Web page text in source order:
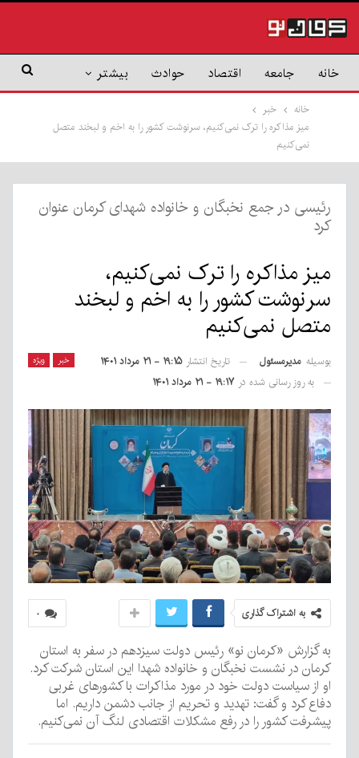
خانه جامعه اقتصاد حوادث بیشتر
خانه
خبر
میز مذاکره را ترک نمی‌کنیم، سرنوشت کشور را به اخم و لبخند متصل
نمی‌کنیم
رئیسی در جمع نخبگان و خانواده شهدای کرمان عنوان
کرد
میز مذاکره را ترک نمی‌کنیم،
سرنوشت کشور را به اخم و لبخند
متصل نمی‌کنیم
خبر ویژه بوسیله مدیرمسئول تاریخ انتشار ۱۹:۱۵ - ۲۱ مرداد ۱۴۰۱
به روز رسانی شده در ۱۹:۱۷ - ۲۱ مرداد ۱۴۰۱
۰ به اشتراک گذاری
به گزارش «کرمان نو» رئیس دولت سیزدهم در سفر به استان
کرمان در نشست نخبگان و خانواده شهدا این استان شرکت کرد.
او از سیاست دولت خود در مورد مذاکرات با کشورهای غربی
دفاع کرد و گفت: تهدید و تحریم از جانب دشمن داریم. اما
پیشرفت کشور را در رفع مشکلات اقتصادی لنگ آن نمی‌کنیم.